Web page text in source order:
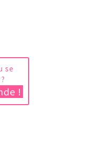
se
!